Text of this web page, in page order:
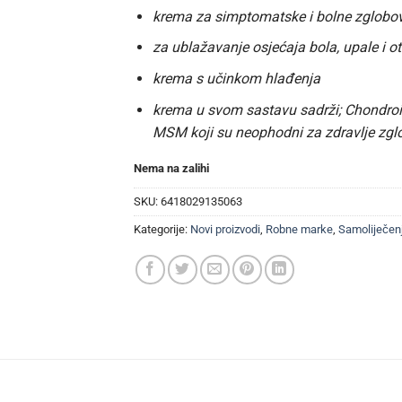
krema za simptomatske i bolne
za ublažavanje osjećaja bola, upale i
krema s učinkom hlađenja
krema u svom sastavu sadrži;
MSM koji su neophodni za zdravlje
Nema na zalihi
SKU: 6418029135063
Kategorije: Novi proizvodi, Robne marke,